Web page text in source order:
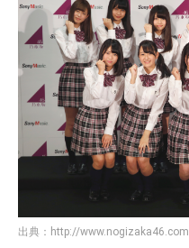
出典： http://www.nogizaka46.com